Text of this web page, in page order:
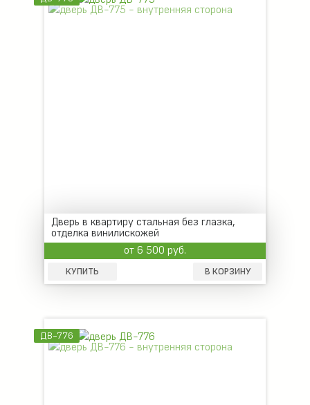
Дверь в квартиру стальная без глазка,
отделка винилискожей
от 6 500 руб.
КУПИТЬ В КОРЗИНУ
ДВ-776